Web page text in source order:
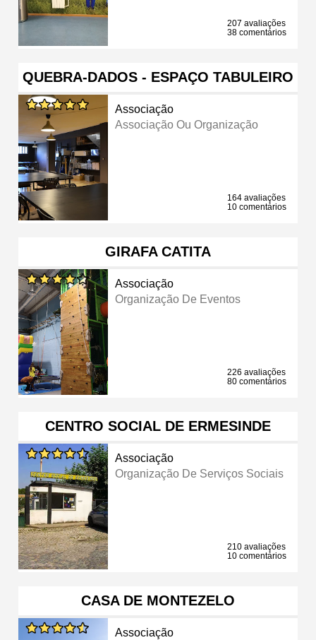
207 avaliações
38 comentários
QUEBRA-DADOS - ESPAÇO TABULEIRO
Associação
Associação Ou Organização
164 avaliações
10 comentários
GIRAFA CATITA
Associação
Organização De Eventos
226 avaliações
80 comentários
CENTRO SOCIAL DE ERMESINDE
Associação
Organização De Serviços Sociais
210 avaliações
10 comentários
CASA DE MONTEZELO
Associação